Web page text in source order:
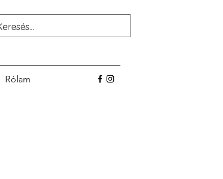
Rólam